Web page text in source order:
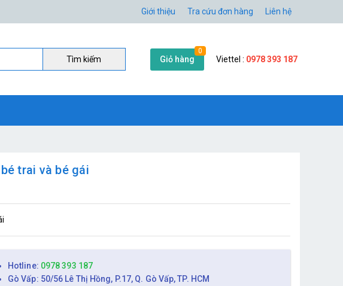
Giới thiệu Tra cứu đơn hàng Liên hệ
Tìm kiếm Giỏ hàng
0
Viettel : 0978 393 187
trai và bé gái
Hotline: 0978 393 187
Gò Vấp: 50/56 Lê Thị Hồng, P.17, Q. Gò Vấp, TP. HCM